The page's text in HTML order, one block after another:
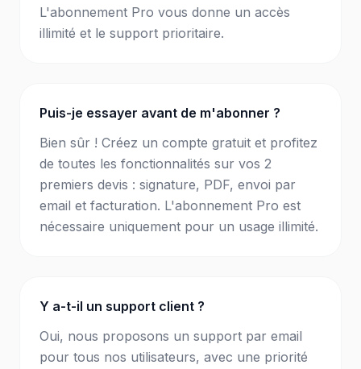
L'abonnement Pro vous donne un accès
illimité et le support prioritaire.
Puis-je essayer avant de m'abonner ?
Bien sûr ! Créez un compte gratuit et profitez
de toutes les fonctionnalités sur vos 2
premiers devis : signature, PDF, envoi par
email et facturation. L'abonnement Pro est
nécessaire uniquement pour un usage illimité.
Y a-t-il un support client ?
Oui, nous proposons un support par email
pour tous nos utilisateurs, avec une priorité